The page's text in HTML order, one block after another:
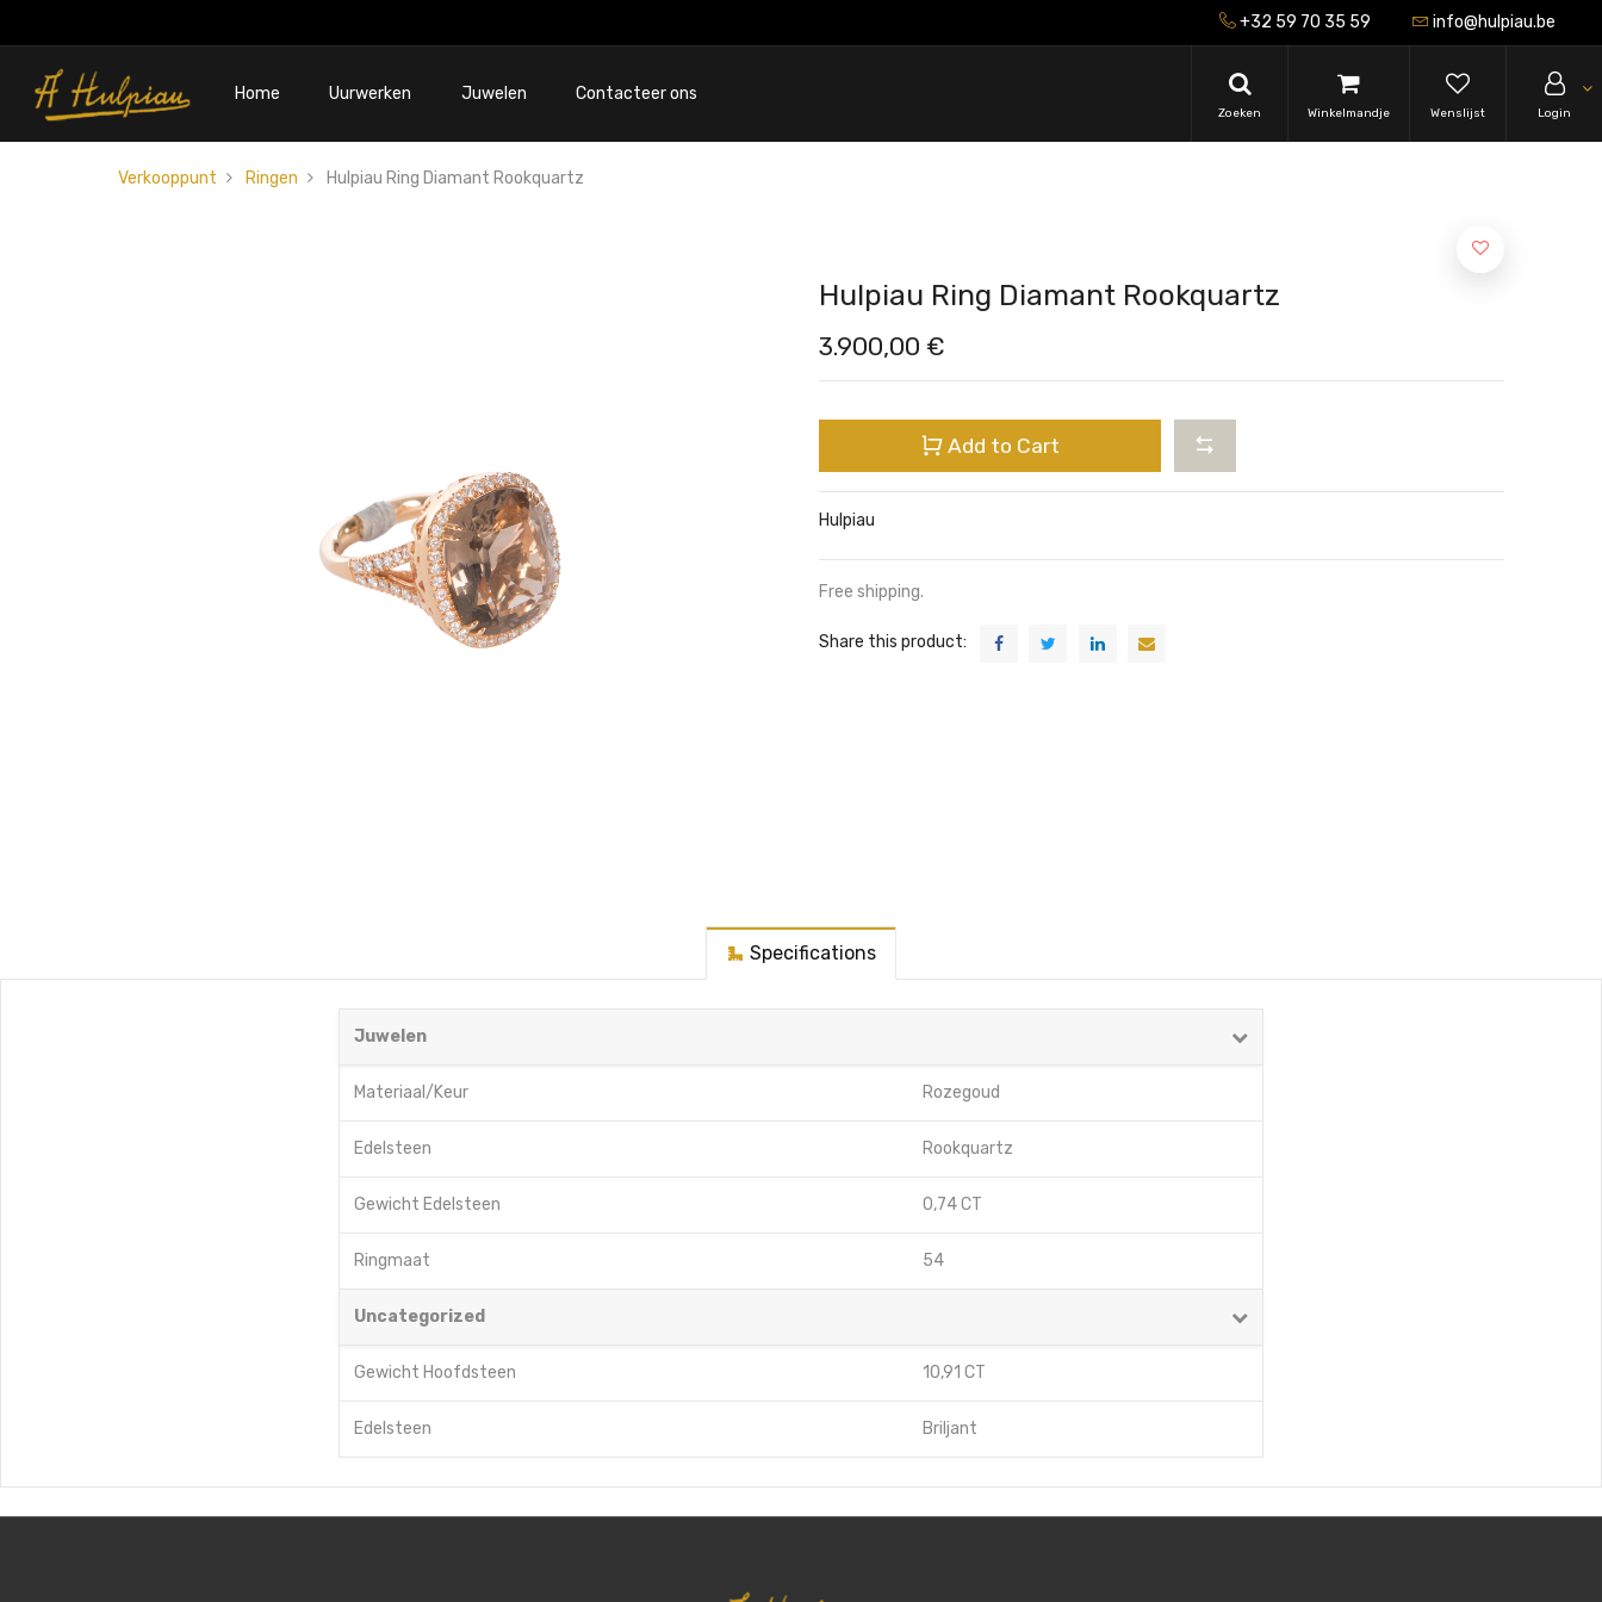
+32 59 70 35 59 info@hulpiau.be
Zoeken Winkelmandje Wenslijst Login
Home Uurwerken Juwelen Contacteer ons
Verkooppunt Ringen Hulpiau Ring Diamant Rookquartz
Hulpiau Ring Diamant Rookquartz
3.900,00 €
Add to Cart
Hulpiau
Free shipping.
Share this product:
Specifications
Juwelen
Materiaal/Keur Rozegoud
Edelsteen Rookquartz
Gewicht Edelsteen 0,74 CT
Ringmaat 54
Uncategorized
Gewicht Hoofdsteen 10,91 CT
Edelsteen Briljant